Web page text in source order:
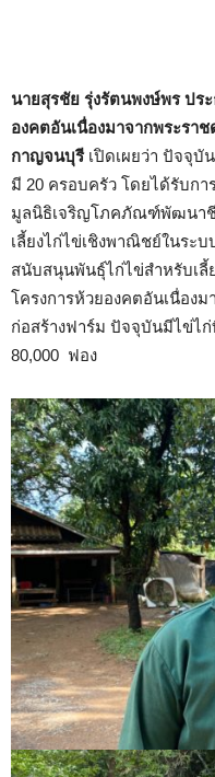
นายสุรชัย รุ่งรัตนพงษ์พร ปร
องคตอันเนื่องมาจากพระรา
กาญจนบุรีเปิดเผยว่า ปัจจุบั
มี 20 ครอบครัว โดยได้รับก
มูลนิธิเจริญโภคภัณฑ์พัฒนาชี
เลี้ยงไก่ไข่เชิงพาณิชย์ในระ
สนับสนุนพันธุ์ไก่ไข่สำหรับเลี้
โครงการห้วยองคตอันเนื่อง
ก่อสร้างฟาร์ม ปัจจุบันมีไข่ไ
80,000 ฟอง